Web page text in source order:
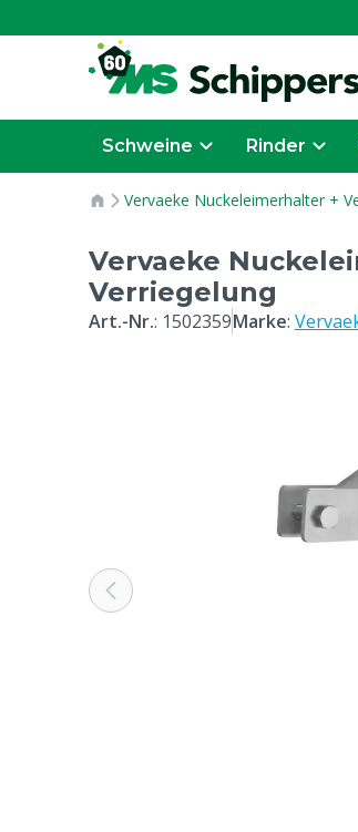
Schweine Rinder
Vervaeke Nuckeleimerhalter +
Vervaeke
Verriegelung
Art.-Nr.: 1502359Marke: